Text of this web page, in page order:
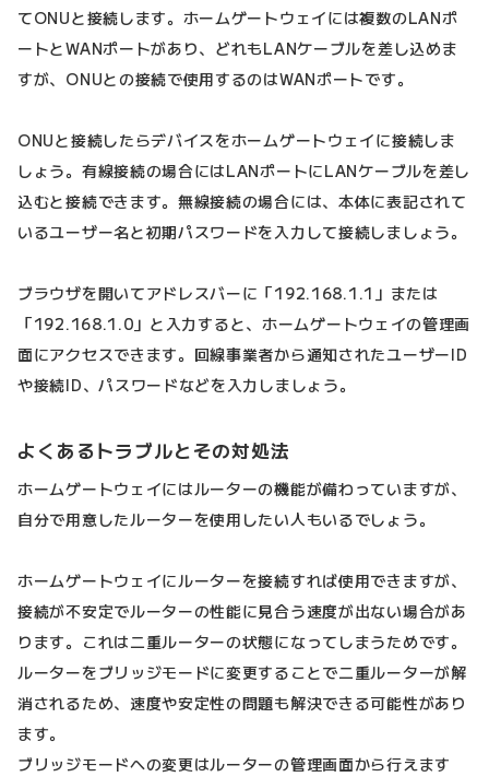
てONUと接続します。ホームゲートウェイには複数のLANポ
ートとWANポートがあり、どれもLANケーブルを差し込めま
すが、ONUとの接続で使用するのはWANポートです。
ONUと接続したらデバイスをホームゲートウェイに接続しま
しょう。有線接続の場合にはLANポートにLANケーブルを差し
込むと接続できます。無線接続の場合には、本体に表記されて
いるユーザー名と初期パスワードを入力して接続しましょう。
ブラウザを開いてアドレスバーに「192.168.1.1」または
「192.168.1.0」と入力すると、ホームゲートウェイの管理画
面にアクセスできます。回線事業者から通知されたユーザーID
や接続ID、パスワードなどを入力しましょう。
よくあるトラブルとその対処法
ホームゲートウェイにはルーターの機能が備わっていますが、
自分で用意したルーターを使用したい人もいるでしょう。
ホームゲートウェイにルーターを接続すれば使用できますが、
接続が不安定でルーターの性能に見合う速度が出ない場合があ
ります。これは二重ルーターの状態になってしまうためです。
ルーターをブリッジモードに変更することで二重ルーターが解
消されるため、速度や安定性の問題も解決できる可能性があり
ます。
ブリッジモードへの変更はルーターの管理画面から行えます